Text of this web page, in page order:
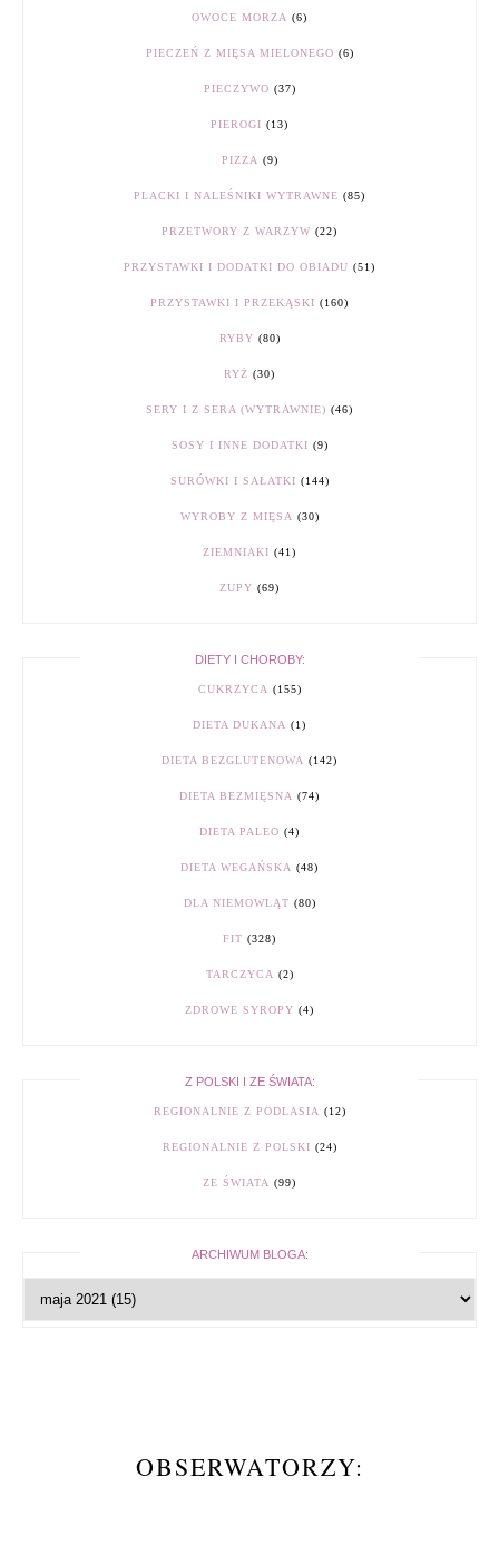
OWOCE MORZA (6)
PIECZEŃ Z MIĘSA MIELONEGO (6)
PIECZYWO (37)
PIEROGI (13)
PIZZA (9)
PLACKI I NALEŚNIKI WYTRAWNE (85)
PRZETWORY Z WARZYW (22)
PRZYSTAWKI I DODATKI DO OBIADU (51)
PRZYSTAWKI I PRZEKĄSKI (160)
RYBY (80)
RYŻ (30)
SERY I Z SERA (WYTRAWNIE) (46)
SOSY I INNE DODATKI (9)
SURÓWKI I SAŁATKI (144)
WYROBY Z MIĘSA (30)
ZIEMNIAKI (41)
ZUPY (69)
DIETY I CHOROBY:
CUKRZYCA (155)
DIETA DUKANA (1)
DIETA BEZGLUTENOWA (142)
DIETA BEZMIĘSNA (74)
DIETA PALEO (4)
DIETA WEGAŃSKA (48)
DLA NIEMOWLĄT (80)
FIT (328)
TARCZYCA (2)
ZDROWE SYROPY (4)
Z POLSKI I ZE ŚWIATA:
REGIONALNIE Z PODLASIA (12)
REGIONALNIE Z POLSKI (24)
ZE ŚWIATA (99)
ARCHIWUM BLOGA:
OBSERWATORZY: